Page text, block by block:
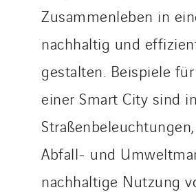
Zusammenleben in
nachhaltig und
gestalten. Beispiele
einer Smart City sind
Abfall- und
nachhaltige Nutzung